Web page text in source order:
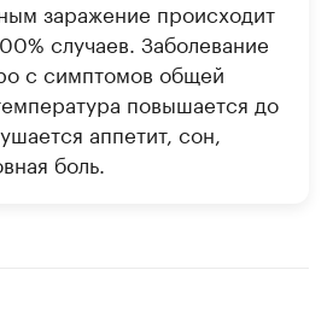
заражение происходит
случаев. Заболевание
с симптомов общей
повышается до
аппетит, сон,
боль.